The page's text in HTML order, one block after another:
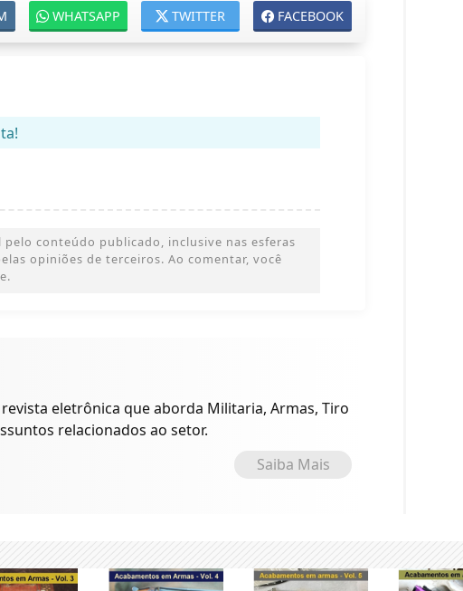
FACEBOOK
TWITTER
WHATSAPP
conteúdo publicado, inclusive nas esferas
opiniões de terceiros. Ao comentar, você
revista eletrônica que aborda Militaria, Armas, Tiro
relacionados ao setor.
Saiba Mais